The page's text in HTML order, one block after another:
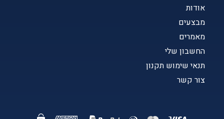
אודות
מבצעים
מאמרים
החשבון שלי
תנאי שימוש תקנון
צור קשר